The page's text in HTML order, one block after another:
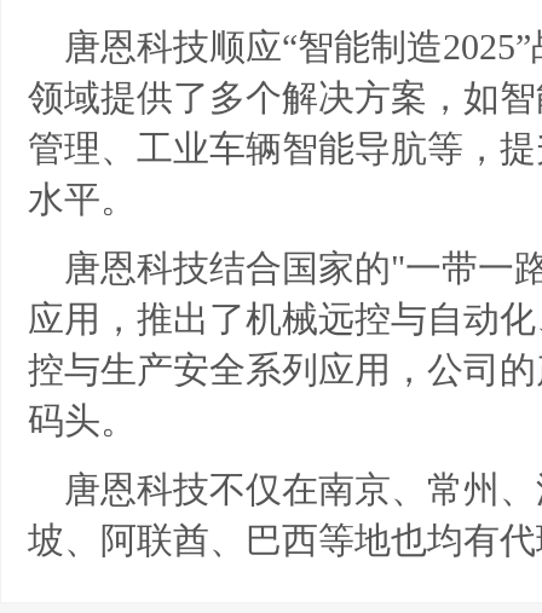
唐恩科技顺应“智能制造
领域提供了多个解决方案，如
管理、工业车辆智能导肮等，
水平。
唐恩科技结合国家的"一带一
应用，推出了机械远控与自动
控与生产安全系列应用，公司
码头。
唐恩科技不仅在南京、常州
坡、阿联酋、巴西等地也均有